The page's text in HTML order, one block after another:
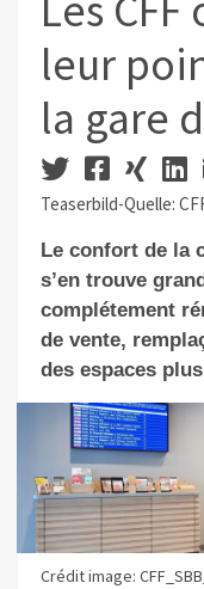
leur
la gare
Teaserbild-Quelle:
Le confort de la
s’en trouve
complétement
de vente,
des espaces
Crédit image: